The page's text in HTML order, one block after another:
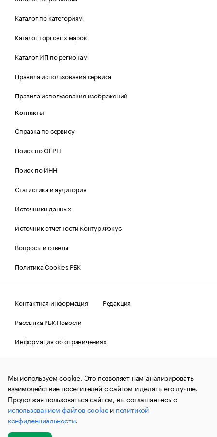
Каталог по категориям
Каталог торговых марок
Каталог ИП по регионам
Правила использования сервиса
Правила использования изображений
Контакты
Справка по сервису
Поиск по ОГРН
Поиск по ИНН
Статистика и аудитория
Источники данных
Источник отчетности Контур.Фокус
Вопросы и ответы
Политика Cookies РБК
Контактная информация
Редакция
Рассылка РБК Новости
Информация об ограничениях
Правовая информация
О соблюдении авторских прав
© АО «РОСБИЗНЕСКОНСАЛТИНГ»,1995–2026.Сообщения
и материалы информационного агентства «РБК»
(зарегистрировано Федеральной службой по надзору в сфере
связи, информационных технологий и массовых
коммуникаций (Роскомнадзор) 09.12.2015 за номером ИА
№ФС77-63848) сопровождаются пометкой «РБК». Отдельные
публикации могут содержать информацию,
не предназначенную для пользователей
Мы используем cookie. Это позволяет нам анализировать
взаимодействие посетителей с сайтом и делать его лучше.
Продолжая пользоваться сайтом, вы соглашаетесь с
использованием файлов cookieи политикой
конфиденциальности.